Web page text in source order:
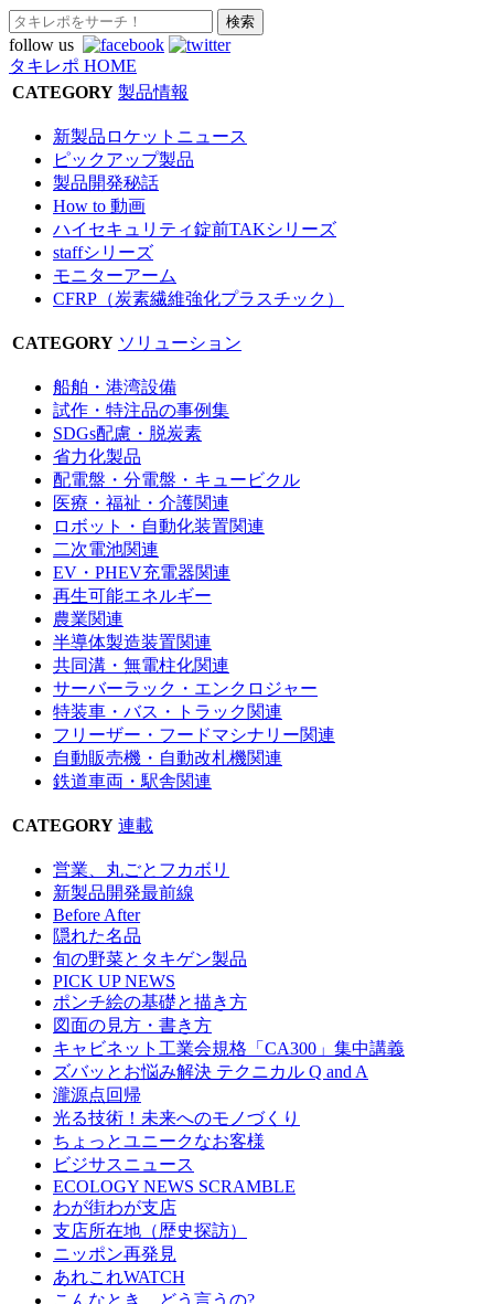
follow us
タキレポ HOME
CATEGORY 製品情報
新製品ロケットニュース
ピックアップ製品
製品開発秘話
How to 動画
ハイセキュリティ錠前TAKシリーズ
staffシリーズ
モニターアーム
CFRP（炭素繊維強化プラスチック）
CATEGORY ソリューション
船舶・港湾設備
試作・特注品の事例集
SDGs配慮・脱炭素
省力化製品
配電盤・分電盤・キュービクル
医療・福祉・介護関連
ロボット・自動化装置関連
二次電池関連
EV・PHEV充電器関連
再生可能エネルギー
農業関連
半導体製造装置関連
共同溝・無電柱化関連
サーバーラック・エンクロジャー
特装車・バス・トラック関連
フリーザー・フードマシナリー関連
自動販売機・自動改札機関連
鉄道車両・駅舎関連
CATEGORY 連載
営業、丸ごとフカボリ
新製品開発最前線
Before After
隠れた名品
旬の野菜とタキゲン製品
PICK UP NEWS
ポンチ絵の基礎と描き方
図面の見方・書き方
キャビネット工業会規格「CA300」集中講義
ズバッとお悩み解決 テクニカル Q and A
瀧源点回帰
光る技術！未来へのモノづくり
ちょっとユニークなお客様
ビジサスニュース
ECOLOGY NEWS SCRAMBLE
わが街わが支店
支店所在地（歴史探訪）
ニッポン再発見
あれこれWATCH
こんなとき、どう言うの?